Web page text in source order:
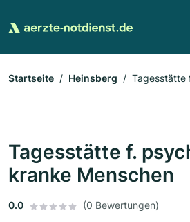
Startseite Heinsberg
Tagesstätte
Tagesstätte f.
kranke Menschen
0.0 (0 Bewertungen)